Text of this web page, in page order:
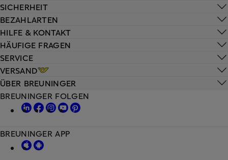
HILFE & KONTAKT
HÄUFIGE FRAGEN
SERVICE
VERSAND
SICHERHEIT
BEZAHLARTEN
ÜBER BREUNINGER
BREUNINGER FOLGEN
BREUNINGER APP